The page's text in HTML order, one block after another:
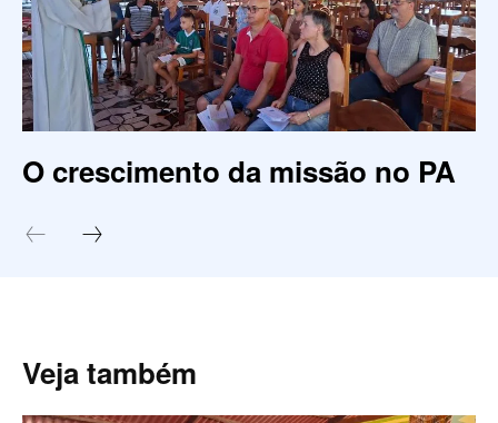
O crescimento da missão no PA
Veja também